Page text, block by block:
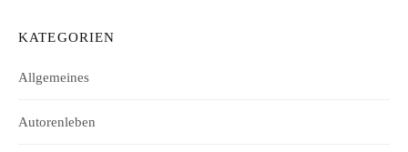
KATEGORIEN
Allgemeines
Autorenleben